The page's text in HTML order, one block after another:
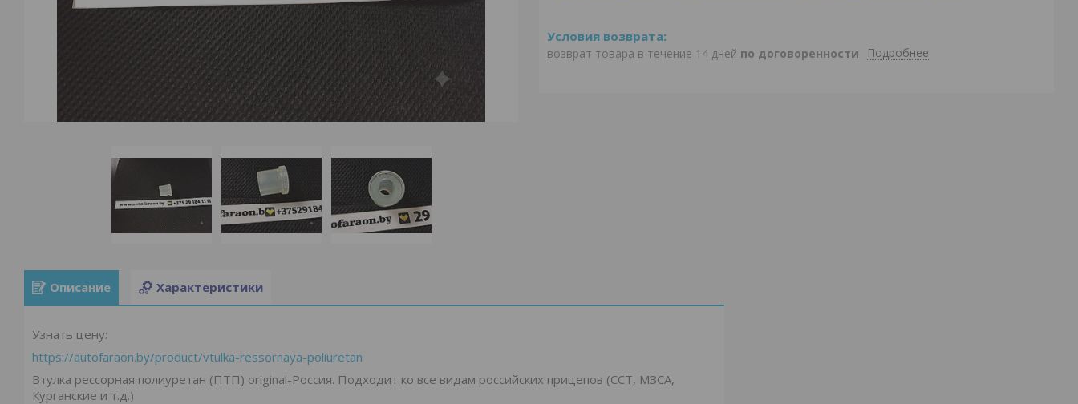
возврат товара в течение 14 дней по договоренности Подробнее
Описание Характеристики
Узнать цену:
https://autofaraon.by/product/vtulka-ressornaya-poliuretan
Втулка рессорная полиуретан (ПТП) original-Россия. Подходит ко все видам российских прицепов (ССТ, МЗСА,
Курганские и т.д.)